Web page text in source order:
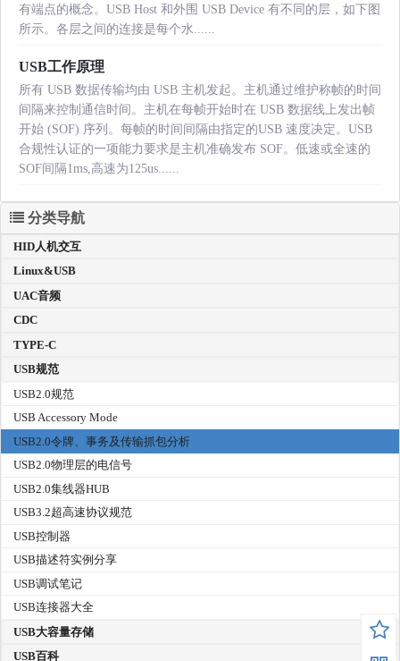
有端点的概念。USB Host 和外围 USB Device 有不同的层，如下图
所示。各层之间的连接是每个水......
USB工作原理
所有 USB 数据传输均由 USB 主机发起。主机通过维护称帧的时间
间隔来控制通信时间。主机在每帧开始时在 USB 数据线上发出帧
开始 (SOF) 序列。每帧的时间间隔由指定的USB 速度决定。USB
合规性认证的一项能力要求是主机准确发布 SOF。低速或全速的
SOF间隔1ms,高速为125us......
分类导航
HID人机交互
Linux&USB
UAC音频
CDC
TYPE-C
USB规范
USB2.0规范
USB Accessory Mode
USB2.0令牌、事务及传输抓包分析
USB2.0物理层的电信号
USB2.0集线器HUB
USB3.2超高速协议规范
USB控制器
USB描述符实例分享
USB调试笔记
USB连接器大全
USB大容量存储
USB百科